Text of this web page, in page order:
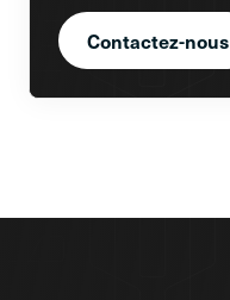
Contactez-nous